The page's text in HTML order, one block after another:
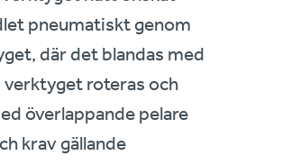
pneumatiskt genom
där det blandas med
roteras och
överlappande pelare
krav gällande